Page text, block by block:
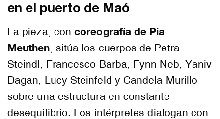
en el puerto de Maó
La pieza, concoreografía de Pia
Meuthen , sitúa los cuerpos de Petra
Steindl, Francesco Barba, Fynn Neb, Yaniv
Dagan, Lucy Steinfeld y Candela Murillo
sobre una estructura en constante
desequilibrio. Los intérpretes dialogan con